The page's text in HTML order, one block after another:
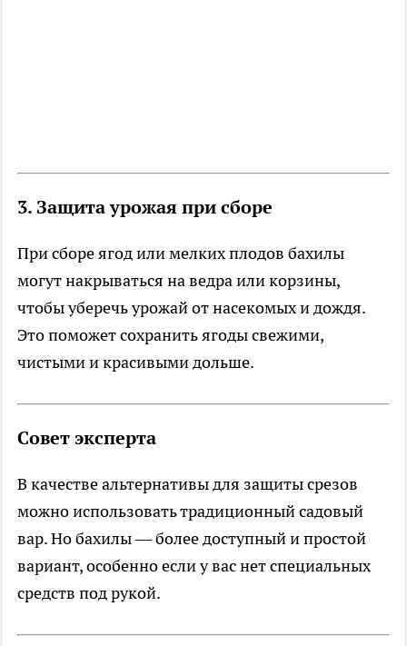
3. Защита урожая при сборе
При сборе ягод или мелких плодов бахилы
могут накрываться на ведра или корзины,
чтобы уберечь урожай от насекомых и дождя.
Это поможет сохранить ягоды свежими,
чистыми и красивыми дольше.
Совет эксперта
В качестве альтернативы для защиты срезов
можно использовать традиционный садовый
вар. Но бахилы — более доступный и простой
вариант, особенно если у вас нет специальных
средств под рукой.